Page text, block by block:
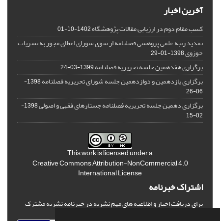
آخرین اخبار
کسب مقام دوم در ارزیابی مقالات پژوهشگاه1402-10-01
تمدید رتبه علمی پژوهشی فصلنامه از سوی شورای اعطای مجوز به نشریات
حوزوی1398-01-29
برگزاری هفدهمین جلسه تحریریه فصلنامه1399-03-24
برگزاری یازدهمین و دوازدهمین جلسه شورای تحریریه فصلنامه
1398-
06-26
برگزاری دهمین جلسه تحریریه فصلنامه جستارهای فقهی و اصولی
1398-
02-15
This work is licensed under a
Creative Commons Attribution-NonCommercial 4.0
International License
اشتراک خبرنامه
برای دریافت اخبار و اطلاعیه های مهم نشریه در خبرنامه نشریه مشترک